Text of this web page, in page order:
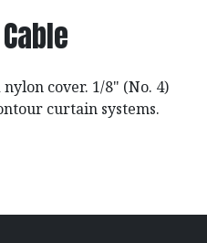
cover. 1/8" (No. 4)
curtain systems.